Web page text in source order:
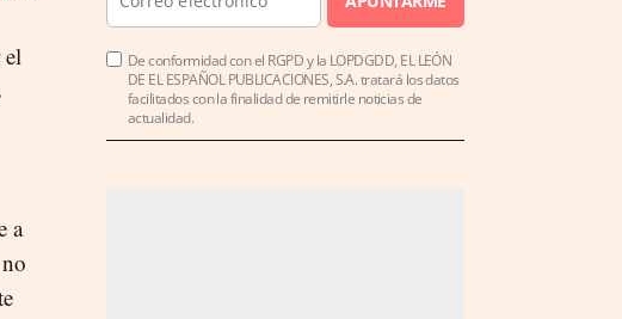
a
De conformidad con el RGPD y la LOPDGDD, EL LEÓN
DE EL ESPAÑOL PUBLICACIONES, S.A. tratará los datos
facilitados con la finalidad de remitirle noticias de
actualidad.